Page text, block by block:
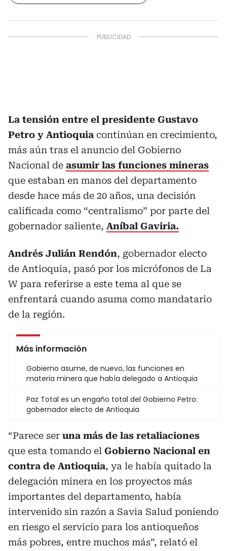
La tensión entre el presidente Gustavo
Petro y Antioquia continúan en crecimiento,
más aún tras el anuncio del Gobierno
Nacional de asumir las funciones mineras
que estaban en manos del departamento
desde hace más de 20 años, una decisión
calificada como “centralismo” por parte del
gobernador saliente, Aníbal Gaviria.
Andrés Julián Rendón, gobernador electo
de Antioquia, pasó por los micrófonos de La
W para referirse a este tema al que se
enfrentará cuando asuma como mandatario
de la región.
Más información
Gobierno asume, de nuevo, las funciones en
materia minera que había delegado a Antioquia
Paz Total es un engaño total del Gobierno Petro:
gobernador electo de Antioquia
“Parece ser una más de las retaliaciones
que esta tomando el Gobierno Nacional en
contra de Antioquia, ya le había quitado la
delegación minera en los proyectos más
importantes del departamento, había
intervenido sin razón a Savia Salud poniendo
en riesgo el servicio para los antioqueños
más pobres, entre muchos más”, relató el